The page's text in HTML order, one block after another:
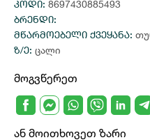
კოდი: 8697430885493
ბრენდი:
მწარმოებელი ქვეყანა:
ზ/ე: ცალი
მოგვწერეთ
ან მოითხოვეთ ზარი